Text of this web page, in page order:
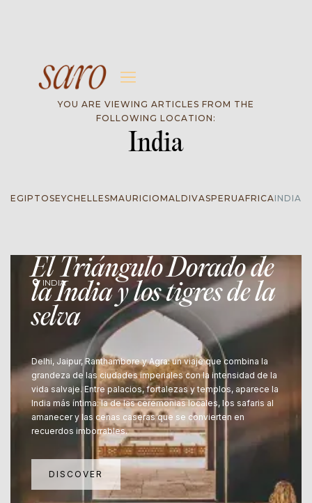
YOU ARE VIEWING ARTICLES FROM THE
FOLLOWING LOCATION:
India
EGIPTOSEYCHELLESMAURICIOMALDIVASPERUAFRICAINDIA
INDIA
El Triángulo Dorado de
la India y los tigres de la
selva
Delhi, Jaipur, Ranthambore y Agra: un viaje que combina la
grandeza de las ciudades imperiales con la intensidad de la
vida salvaje. Entre palacios, fortalezas y templos, aparece la
India más íntima: la de las ceremonias locales, los safaris al
amanecer y las cenas caseras que se convierten en
recuerdos imborrables.
DISCOVER